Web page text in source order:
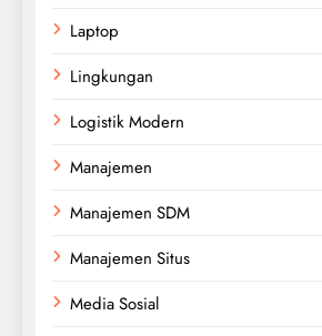
Laptop
Lingkungan
Logistik Modern
Manajemen
Manajemen SDM
Manajemen Situs
Media Sosial